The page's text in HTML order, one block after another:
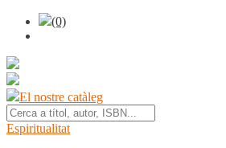
(0)
El nostre catàleg
Espiritualitat